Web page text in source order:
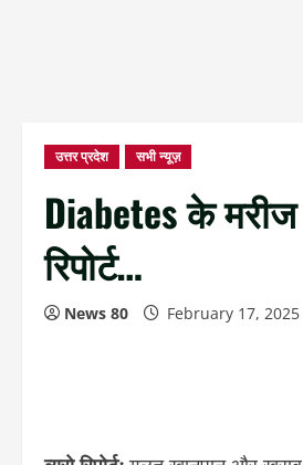
उत्तर प्रदेश सभी न्यूज़
Diabetes के
रिपोर्ट…
News 80 February 17, 2025